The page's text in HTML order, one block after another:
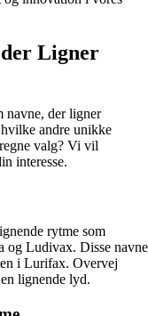
Ligner
navne, der ligner
andre unikke
valg? Vi vil
interesse.
rytme som
Ludivax. Disse navne
i Lurifax. Overvej
lignende lyd.